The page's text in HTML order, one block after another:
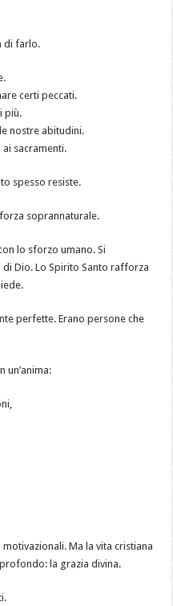
di farlo.
certi peccati.
più.
nostre abitudini.
sacramenti.
spesso resiste.
soprannaturale.
lo sforzo umano. Si
Dio. Lo Spirito Santo rafforza
perfette. Erano persone che
un’anima:
Ma la vita cristiana
la grazia divina.